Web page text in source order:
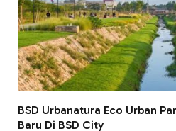
BSD Urbanatura Eco Urban
Baru Di BSD City